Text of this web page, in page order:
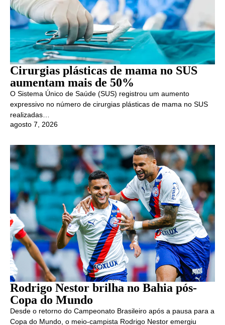
Cirurgias plásticas de mama no SUS
aumentam mais de 50%
O Sistema Único de Saúde (SUS) registrou um aumento
expressivo no número de cirurgias plásticas de mama no SUS
realizadas…
agosto 7, 2026
Rodrigo Nestor brilha no Bahia pós-
Copa do Mundo
Desde o retorno do Campeonato Brasileiro após a pausa para a
Copa do Mundo, o meio-campista Rodrigo Nestor emergiu